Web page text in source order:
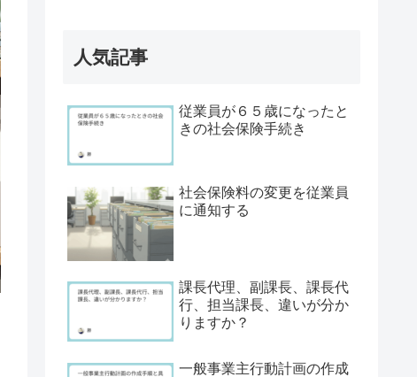
人気記事
従業員が６５歳になったと
きの社会保険手続き
社会保険料の変更を従業員
に通知する
課長代理、副課長、課長代
行、担当課長、違いが分か
りますか？
一般事業主行動計画の作成